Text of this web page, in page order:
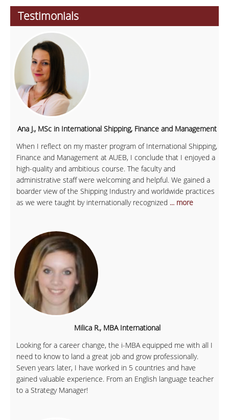
Testimonials
Ana J., MSc in International Shipping, Finance and Management
When I reflect on my master program of International Shipping,
Finance and Management at AUEB, I conclude that I enjoyed a
high-quality and ambitious course. The faculty and
administrative staff were welcoming and helpful. We gained a
boarder view of the Shipping Industry and worldwide practices
as we were taught by internationally recognized ... more
Milica R., MBA International
Looking for a career change, the i-MBA equipped me with all I
need to know to land a great job and grow professionally.
Seven years later, I have worked in 5 countries and have
gained valuable experience. From an English language teacher
to a Strategy Manager!